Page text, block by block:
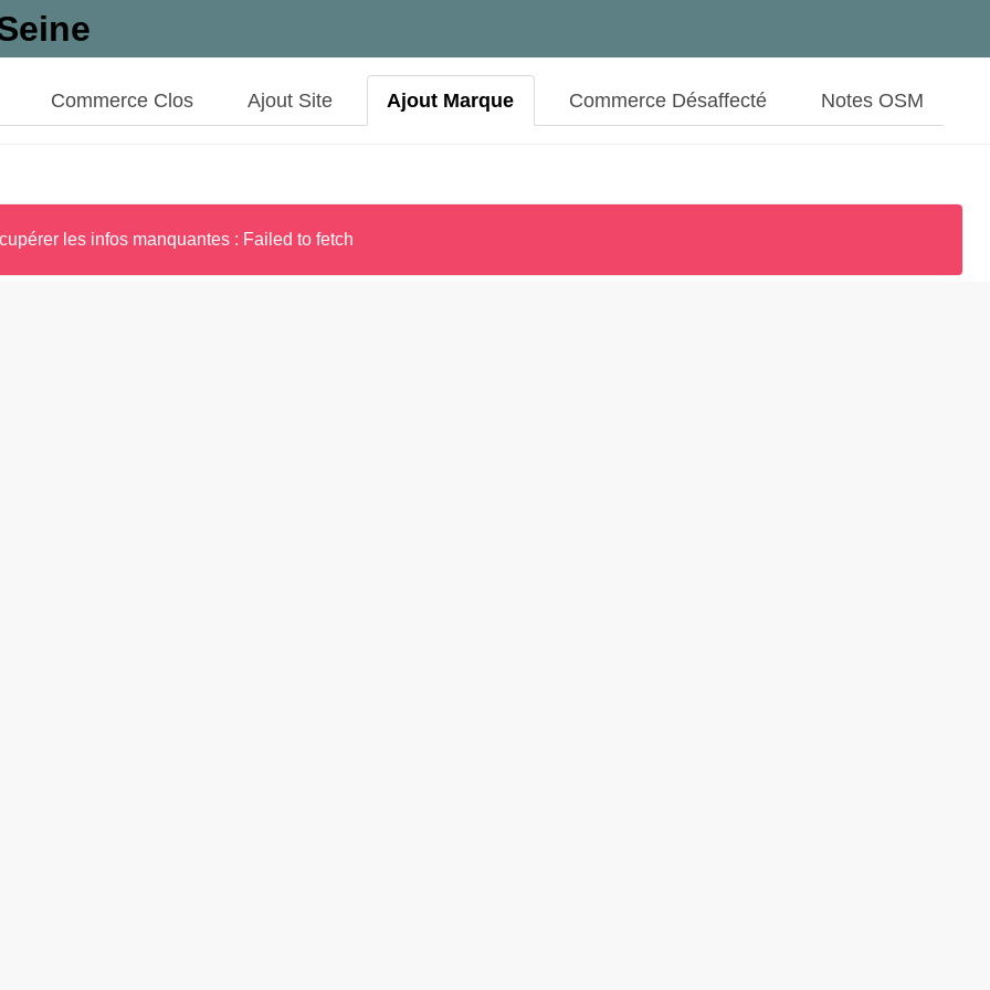
Commerce Clos Ajout Site Ajout Marque Commerce Désaffecté Notes OSM
les infos manquantes : Failed to fetch